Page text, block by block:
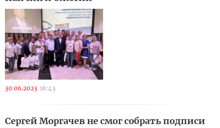
30.06.2023 18:43
Сергей Моргачев не смог собрать подписи